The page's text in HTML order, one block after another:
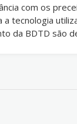
com os
a tecnologia
da BDTD são